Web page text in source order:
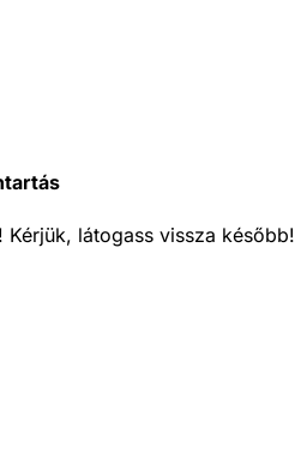
látogass vissza később!